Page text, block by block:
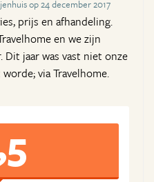
op 24 december 2017
prijs en afhandeling.
en we zijn
jaar was vast niet onze
via Travelhome.